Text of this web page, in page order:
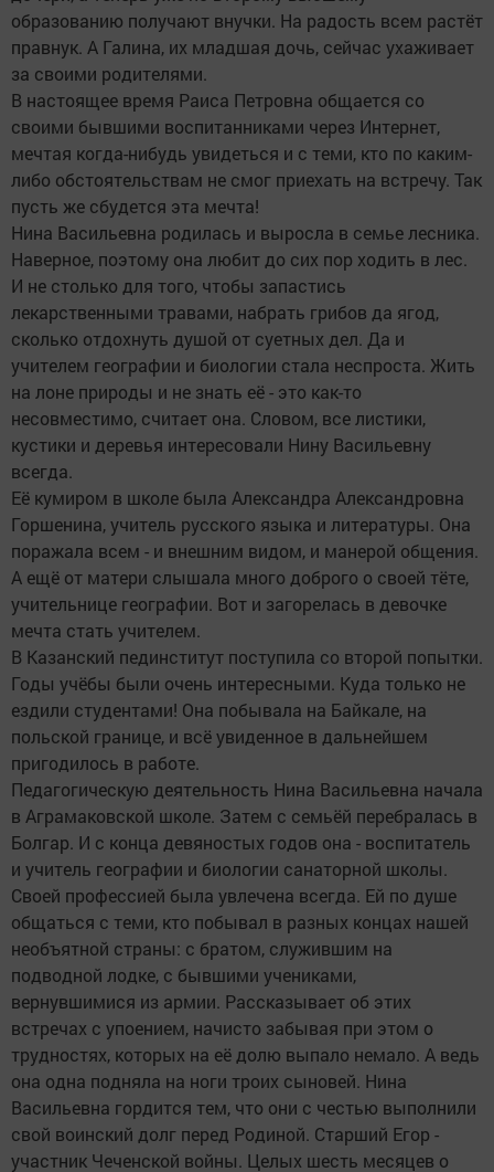
образованию получают внучки. На радость всем растёт
правнук. А Галина, их младшая дочь, сейчас ухаживает
за своими родителями.
В настоящее время Раиса Петровна общается со
своими бывшими воспитанниками через Интернет,
мечтая когда-нибудь увидеться и с теми, кто по каким-
либо обстоятельствам не смог приехать на встречу. Так
пусть же сбудется эта мечта!
Нина Васильевна родилась и выросла в семье лесника.
Наверное, поэтому она любит до сих пор ходить в лес.
И не столько для того, чтобы запастись
лекарственными травами, набрать грибов да ягод,
сколько отдохнуть душой от суетных дел. Да и
учителем географии и биологии стала неспроста. Жить
на лоне природы и не знать её - это как-то
несовместимо, считает она. Словом, все листики,
кустики и деревья интересовали Нину Васильевну
всегда.
Её кумиром в школе была Александра Александровна
Горшенина, учитель русского языка и литературы. Она
поражала всем - и внешним видом, и манерой общения.
А ещё от матери слышала много доброго о своей тёте,
учительнице географии. Вот и загорелась в девочке
мечта стать учителем.
В Казанский пединститут поступила со второй попытки.
Годы учёбы были очень интересными. Куда только не
ездили студентами! Она побывала на Байкале, на
польской границе, и всё увиденное в дальнейшем
пригодилось в работе.
Педагогическую деятельность Нина Васильевна начала
в Аграмаковской школе. Затем с семьёй перебралась в
Болгар. И с конца девяностых годов она - воспитатель
и учитель географии и биологии санаторной школы.
Своей профессией была увлечена всегда. Ей по душе
общаться с теми, кто побывал в разных концах нашей
необъятной страны: с братом, служившим на
подводной лодке, с бывшими учениками,
вернувшимися из армии. Рассказывает об этих
встречах с упоением, начисто забывая при этом о
трудностях, которых на её долю выпало немало. А ведь
она одна подняла на ноги троих сыновей. Нина
Васильевна гордится тем, что они с честью выполнили
свой воинский долг перед Родиной. Старший Егор -
участник Чеченской войны. Целых шесть месяцев о